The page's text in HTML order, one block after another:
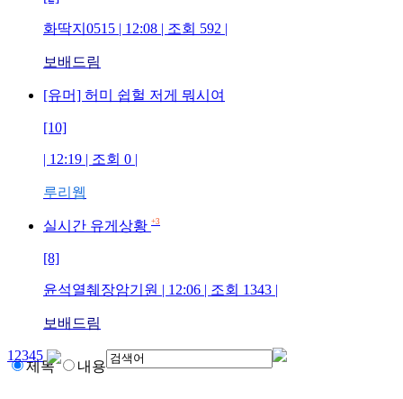
화딱지0515 | 12:08 | 조회 592 |
보배드림
[유머] 허미 쉽헐 저게 뭐시여
[10]
| 12:19 | 조회 0 |
루리웹
실시간 유게상황 +3
[8]
윤석열췌장암기원 | 12:06 | 조회 1343 |
보배드림
1 2345
제목 내용